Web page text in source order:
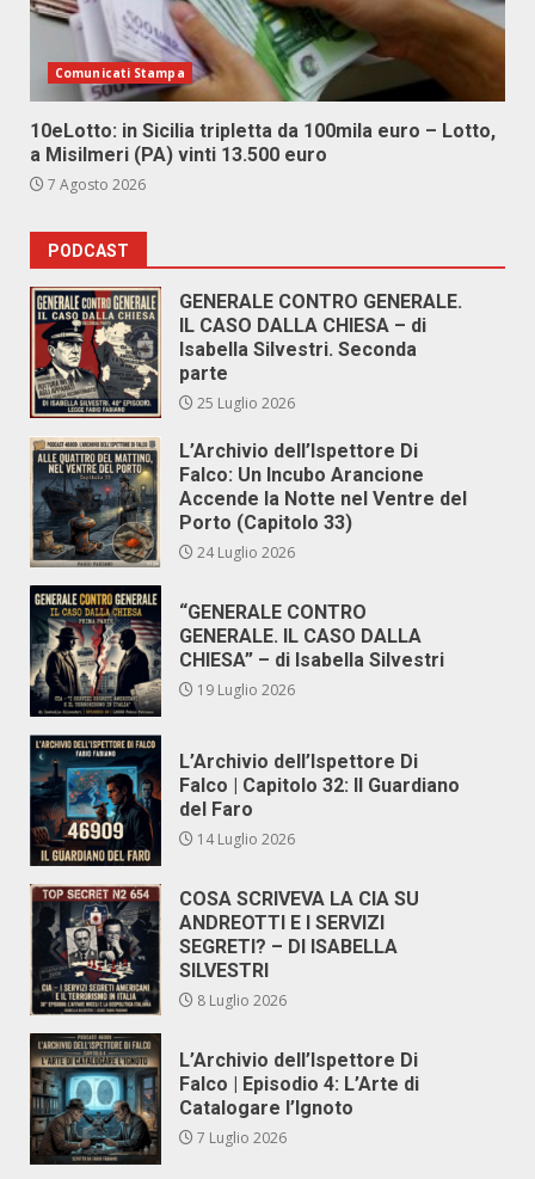
Comunicati Stampa
10eLotto: in Sicilia tripletta da 100mila euro – Lotto,
a Misilmeri (PA) vinti 13.500 euro
7 Agosto 2026
PODCAST
GENERALE CONTRO GENERALE.
IL CASO DALLA CHIESA – di
Isabella Silvestri. Seconda
parte
25 Luglio 2026
L’Archivio dell’Ispettore Di
Falco: Un Incubo Arancione
Accende la Notte nel Ventre del
Porto (Capitolo 33)
24 Luglio 2026
“GENERALE CONTRO
GENERALE. IL CASO DALLA
CHIESA” – di Isabella Silvestri
19 Luglio 2026
L’Archivio dell’Ispettore Di
Falco | Capitolo 32: Il Guardiano
del Faro
14 Luglio 2026
COSA SCRIVEVA LA CIA SU
ANDREOTTI E I SERVIZI
SEGRETI? – DI ISABELLA
SILVESTRI
8 Luglio 2026
L’Archivio dell’Ispettore Di
Falco | Episodio 4: L’Arte di
Catalogare l’Ignoto
7 Luglio 2026